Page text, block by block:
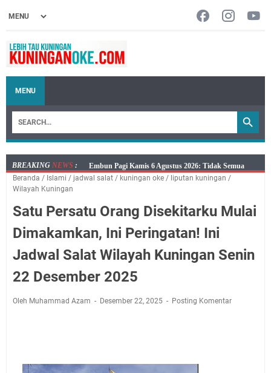
MENU
BREAKING NEWS :
Embun Pagi Kamis 6 Agustus 2026: Tidak Semua
Keterlambatan Berarti Kegagalan
Pembersih Dosa Kita, Ini Jadwal Salat Wilayah
Kuningan Kamis 6 Agustus 2026
Agenda Kegiatan Bupati, Wabup dan Sekda Kuningan
Rabu 5 Agustus 2026 Masing-masing Dua Acara
Ini Lokasi Samling Kuningan Rabu 5 Agustus 2026
di Sini!
Ayo Salat Kawan! Ini Jadwal Salat Wilayah Kuningan
Beranda / Islami / jadwal salat / kuningan oke / liputan kuningan /
Wilayah Kuningan
Satu Persatu Orang Disekitarku Mulai
Dimakamkan, Ini Peringatan! Ini
Jadwal Salat Wilayah Kuningan Senin
22 Desember 2025
Oleh Muhammad Azam Desember 22, 2025 Posting Komentar